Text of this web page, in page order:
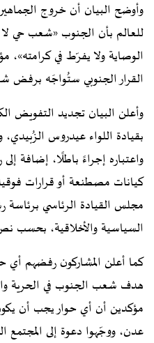
وأوضح البيان أن خروج
للعالم بأن الجنوب «شعب حي
الوصاية ولا يفرّط في كرامته»،
القرار الجنوبي ستُواجَه برفض
وأعلن البيان تجديد التفويض
بقيادة اللواء عيدروس
واعتباره إجراءً باطلًا، إضافة
كيانات مصطنعة أو قرارات
مجلس القيادة الرئاسي برئاسة
السياسية والأخلاقية، بحسب
كما أعلن المشاركون رفضهم أي
هدف شعب الجنوب في الحرية
مؤكدين أن أي حوار يجب أن
عدن، ووجّهوا دعوة إلى المجتمع